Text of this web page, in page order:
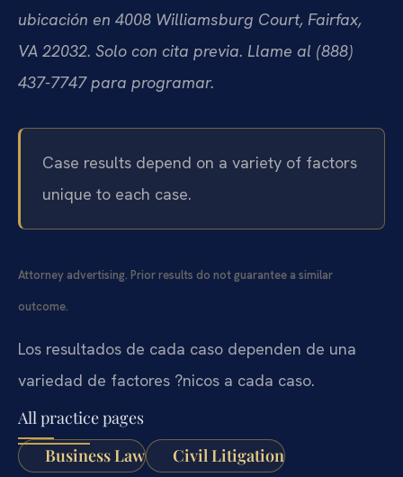
ubicación en 4008 Williamsburg Court, Fairfax,
VA 22032. Solo con cita previa. Llame al (888)
437-7747 para programar.
Case results depend on a variety of factors
unique to each case.
Attorney advertising. Prior results do not guarantee a similar
outcome.
Los resultados de cada caso dependen de una
variedad de factores ?nicos a cada caso.
All practice pages
Business Law
Civil Litigation